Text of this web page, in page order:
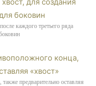
каждого третьего ряда
предварительно оставляя